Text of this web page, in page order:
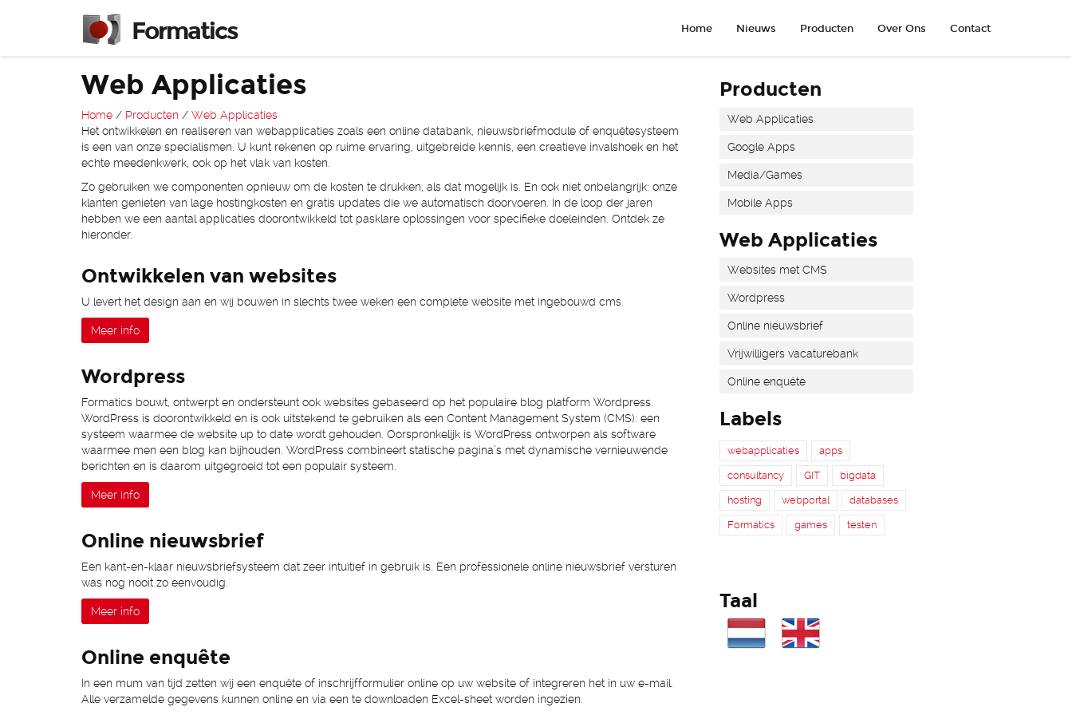
Formatics Home Nieuws Producten Over Ons Contact
Web Applicaties
Home / Producten / Web Applicaties
Het ontwikkelen en realiseren van webapplicaties zoals een online databank, nieuwsbriefmodule of enquêtesysteem
is een van onze specialismen. U kunt rekenen op ruime ervaring, uitgebreide kennis, een creatieve invalshoek en het
echte meedenkwerk, ook op het vlak van kosten.
Zo gebruiken we componenten opnieuw om de kosten te drukken, als dat mogelijk is. En ook niet onbelangrijk: onze
klanten genieten van lage hostingkosten en gratis updates die we automatisch doorvoeren. In de loop der jaren
hebben we een aantal applicaties doorontwikkeld tot pasklare oplossingen voor specifieke doeleinden. Ontdek ze
hieronder.
Ontwikkelen van websites
U levert het design aan en wij bouwen in slechts twee weken een complete website met ingebouwd cms.
Meer info
Wordpress
Formatics bouwt, ontwerpt en ondersteunt ook websites gebaseerd op het populaire blog platform Wordpress.
WordPress is doorontwikkeld en is ook uitstekend te gebruiken als een Content Management System (CMS): een
systeem waarmee de website up to date wordt gehouden. Oorspronkelijk is WordPress ontworpen als software
waarmee men een blog kan bijhouden. WordPress combineert statische pagina’s met dynamische vernieuwende
berichten en is daarom uitgegroeid tot een populair systeem.
Meer info
Online nieuwsbrief
Een kant-en-klaar nieuwsbriefsysteem dat zeer intuïtief in gebruik is. Een professionele online nieuwsbrief versturen
was nog nooit zo eenvoudig.
Meer info
Online enquête
In een mum van tijd zetten wij een enquête of inschrijfformulier online op uw website of integreren het in uw e-mail.
Alle verzamelde gegevens kunnen online en via een te downloaden Excel-sheet worden ingezien.
Producten
Web Applicaties
Google Apps
Media/Games
Mobile Apps
Web Applicaties
Websites met CMS
Wordpress
Online nieuwsbrief
Vrijwilligers vacaturebank
Online enquête
Labels
webapplicaties apps
consultancy GIT bigdata
hosting webportal databases
Formatics games testen
Taal